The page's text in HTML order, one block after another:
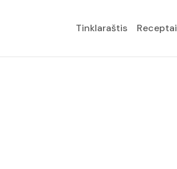
Tinklaraštis Receptai